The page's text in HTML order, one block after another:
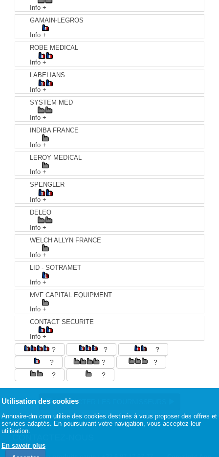
Info +
GAMAIN-LEGROS
Info +
ROBE MEDICAL
Info +
LABELIANS
Info +
SYSTEM MED
Info +
INDIBA FRANCE
Info +
LEROY MEDICAL
Info +
SPENGLER
Info +
DELEO
Info +
WELCH ALLYN FRANCE
Info +
LID - SOTRAMET
Info +
MVF CAPITAL EQUIPMENT
Info +
CONTACT SECURITE
Info +
? ?
?
?
?
?
?
?
CONTACTER LES FOURNISSEURS
Utilisation des cookies
Annuaire-dm.com utilise des cookies destinés à vous proposer des offres et
services adaptés. En poursuivant votre navigation, vous acceptez leur
utilisation.
En savoir plus